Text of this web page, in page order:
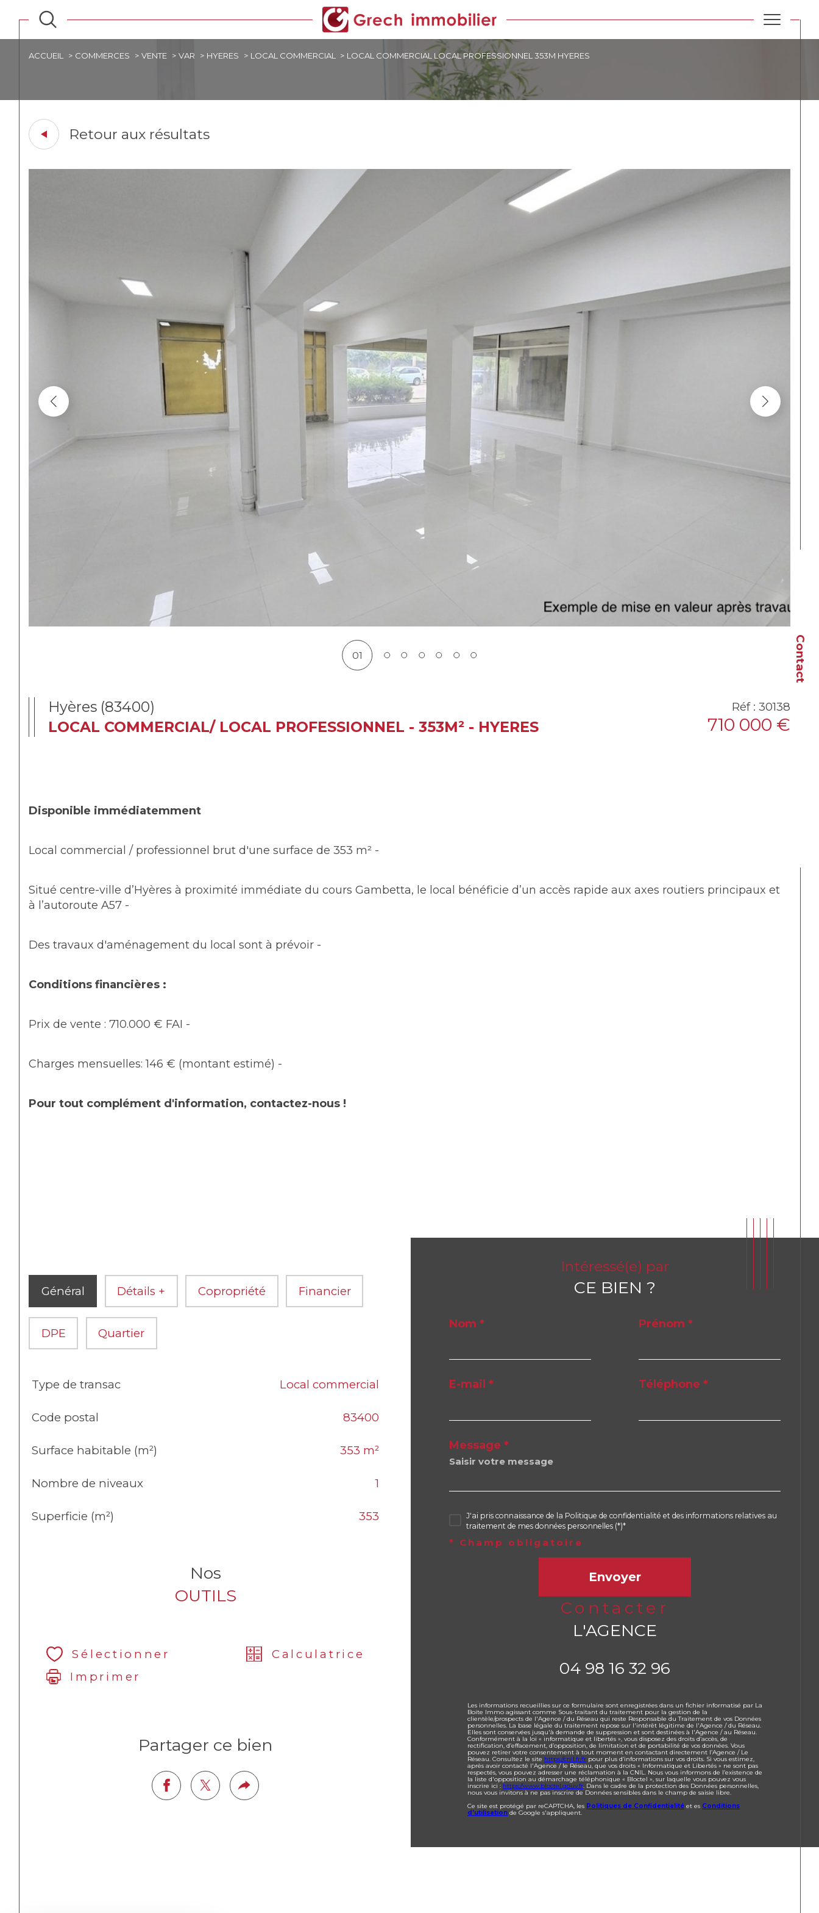
Contact
ACCUEIL COMMERCES VENTE VAR HYERES LOCAL COMMERCIAL LOCAL COMMERCIAL LOCAL PROFESSIONNEL 353M HYERES
Retour aux résultats
01
Hyères (83400)
LOCAL COMMERCIAL/ LOCAL PROFESSIONNEL - 353M² - HYERES
Réf : 30138
710 000 €
Disponible immédiatemment
Local commercial / professionnel brut d'une surface de 353 m² -
Situé centre-ville d’Hyères à proximité immédiate du cours Gambetta, le local bénéficie d’un accès rapide aux axes routiers principaux et
à l’autoroute A57 -
Des travaux d'aménagement du local sont à prévoir -
Conditions financières :
Prix de vente : 710.000 € FAI -
Charges mensuelles: 146 € (montant estimé) -
Pour tout complément d'information, contactez-nous !
Général Détails + Copropriété Financier
DPE Quartier
TRAD_SIROCCO_Caracteristique
Type de transac Local commercial
Code postal 83400
Surface habitable (m²) 353 m²
Nombre de niveaux 1
Superficie (m²) 353
Nos
OUTILS
Sélectionner
Calculatrice
Imprimer
Partager ce bien
Intéressé(e) par
CE BIEN ?
Nom * Prénom *
E-mail * Téléphone *
Message *
J'ai pris connaissance de la Politique de confidentialité et des informations relatives au
traitement de mes données personnelles (*)*
* Champ obligatoire
Envoyer
contacter
L'AGENCE
04 98 16 32 96
Les informations recueillies sur ce formulaire sont enregistrées dans un fichier informatisé par La
Boite Immo agissant comme Sous-traitant du traitement pour la gestion de la
clientèle/prospects de l'Agence / du Réseau qui reste Responsable du Traitement de vos Données
personnelles. La base légale du traitement repose sur l'intérêt légitime de l'Agence / du Réseau.
Elles sont conservées jusqu'à demande de suppression et sont destinées à l'Agence / au Réseau.
Conformément à la loi « informatique et libertés », vous disposez des droits d’accès, de
rectification, d’effacement, d’opposition, de limitation et de portabilité de vos données. Vous
pouvez retirer votre consentement à tout moment en contactant directement l’Agence / Le
Réseau. Consultez le site https://cnil.fr/frpour plus d’informations sur vos droits. Si vous estimez,
après avoir contacté l'Agence / le Réseau, que vos droits « Informatique et Libertés » ne sont pas
respectés, vous pouvez adresser une réclamation à la CNIL. Nous vous informons de l’existence de
la liste d'opposition au démarchage téléphonique « Bloctel », sur laquelle vous pouvez vous
inscrire ici : https://www.bloctel.gouv.fr. Dans le cadre de la protection des Données personnelles,
nous vous invitons à ne pas inscrire de Données sensibles dans le champ de saisie libre.
Ce site est protégé par reCAPTCHA, les Politiques de Confidentialitéet es Conditions
d'utilisationde Google s'appliquent.